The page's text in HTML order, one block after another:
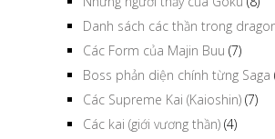
Danh sách các thần trong
Các Form của Majin Buu (7)
Boss phản diện chính từng Saga
Các Supreme Kai (Kaioshin) (7)
Các kai (giới vương thần) (4)